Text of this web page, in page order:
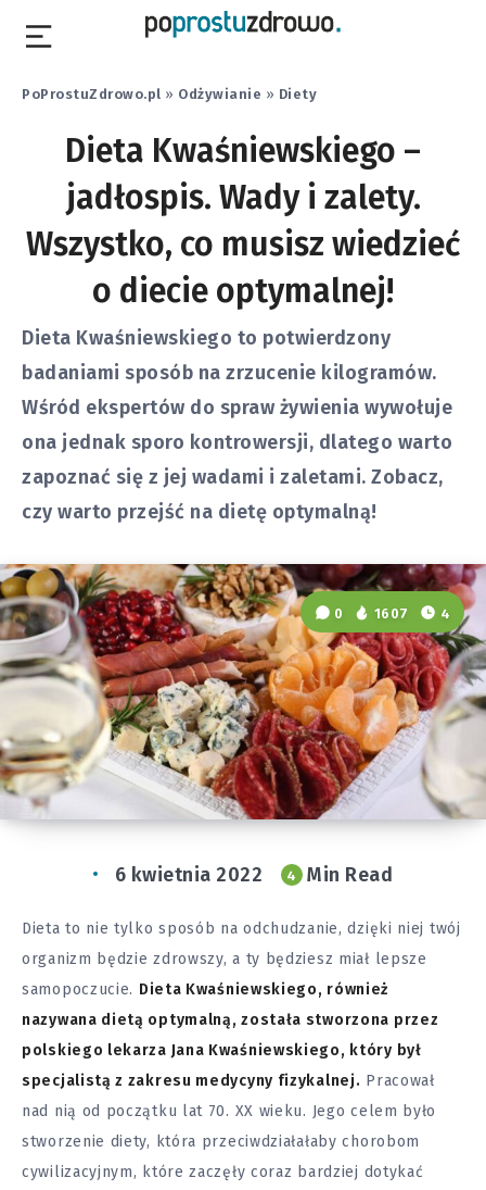
PoProstuZdrowo.pl » Odżywianie » Diety
Dieta Kwaśniewskiego –
jadłospis. Wady i zalety.
Wszystko, co musisz wiedzieć
o diecie optymalnej!
Dieta Kwaśniewskiego to potwierdzony
badaniami sposób na zrzucenie kilogramów.
Wśród ekspertów do spraw żywienia wywołuje
ona jednak sporo kontrowersji, dlatego warto
zapoznać się z jej wadami i zaletami. Zobacz,
czy warto przejść na dietę optymalną!
0 1607 4
6 kwietnia 2022 4 Min Read
Dieta to nie tylko sposób na odchudzanie, dzięki niej twój
organizm będzie zdrowszy, a ty będziesz miał lepsze
samopoczucie. Dieta Kwaśniewskiego, również
nazywana dietą optymalną, została stworzona przez
polskiego lekarza Jana Kwaśniewskiego, który był
specjalistą z zakresu medycyny fizykalnej. Pracował
nad nią od początku lat 70. XX wieku. Jego celem było
stworzenie diety, która przeciwdziałałaby chorobom
cywilizacyjnym, które zaczęły coraz bardziej dotykać